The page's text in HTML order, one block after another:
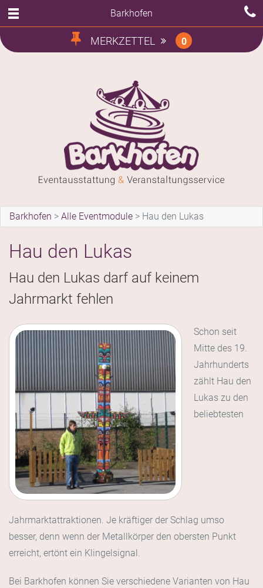
Barkhofen
MERKZETTEL 0
Barkhofen > Alle Eventmodule > Hau den Lukas
Hau den Lukas
Hau den Lukas darf auf keinem
Jahrmarkt fehlen
Schon seit
Mitte des 19.
Jahrhunderts
zählt Hau den
Lukas zu den
beliebtesten
Jahrmarktattraktionen. Je kräftiger der Schlag umso
besser, denn wenn der Metallkörper den obersten Punkt
erreicht, ertönt ein Klingelsignal.
Bei Barkhofen können Sie verschiedene Varianten von Hau